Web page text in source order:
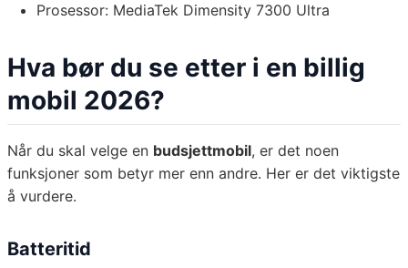
Prosessor: MediaTek Dimensity 7300 Ultra
Hva bør du se etter i en billig
mobil 2026?
Når du skal velge en budsjettmobil, er det noen
funksjoner som betyr mer enn andre. Her er det viktigste
å vurdere.
Batteritid